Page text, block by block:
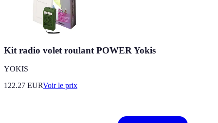
Kit radio volet roulant POWER Yokis
YOKIS
122.27 EURVoir le prix